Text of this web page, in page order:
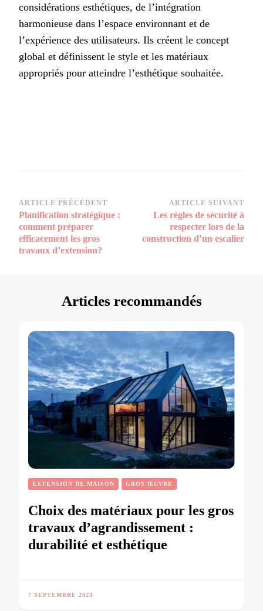
considérations esthétiques, de l’intégration
harmonieuse dans l’espace environnant et de
l’expérience des utilisateurs. Ils créent le concept
global et définissent le style et les matériaux
appropriés pour atteindre l’esthétique souhaitée.
Navigation
d’article
ARTICLE PRÉCÉDENT
Planification stratégique :
comment préparer
efficacement les gros
travaux d’extension?
ARTICLE SUIVANT
Les règles de sécurité à
respecter lors de la
construction d’un escalier
Articles recommandés
EXTENSION DE MAISON GROS ŒUVRE
Choix des matériaux pour les gros
travaux d’agrandissement :
durabilité et esthétique
7 SEPTEMBRE 2023